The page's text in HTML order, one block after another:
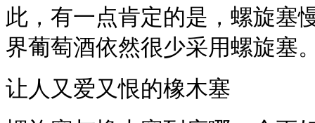
此，有一点肯定的是，螺旋塞
界葡萄酒依然很少采用螺旋塞
让人又爱又恨的橡木塞